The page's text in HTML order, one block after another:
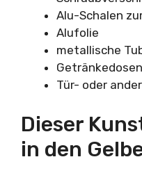
Alu-Schalen
Alufolie
metallische
Tür- oder
Dieser
in den